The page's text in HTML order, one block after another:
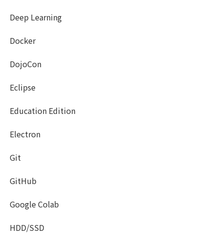
Deep Learning
Docker
DojoCon
Eclipse
Education Edition
Electron
Git
GitHub
Google Colab
HDD/SSD